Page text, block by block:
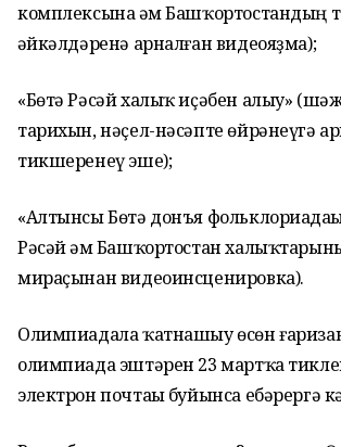
комплексына һәм Башҡортостандың
һәйкәлдәренә арналған видеояҙма);
«Бөтә Рәсәй халыҡ иҫәбен алыу»
тарихын, нәҫел-нәсәпте өйрәнеүгә
тикшеренеү эше);
«Алтынсы Бөтә донъя
Рәсәй һәм Башҡортостан
мираҫынан видеоинсценировка).
Олимпиадала ҡатнашыу өсөн
олимпиада эштәрен 23 мартҡа
электрон почтаһы буйынса ебәрергә